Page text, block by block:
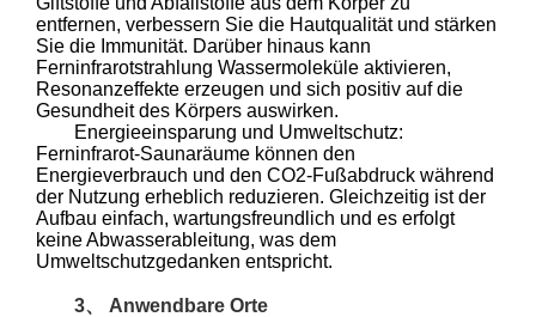
entfernen, verbessern Sie die Hautqualität und stärken
Sie die Immunität. Darüber hinaus kann
Ferninfrarotstrahlung Wassermoleküle aktivieren,
Resonanzeffekte erzeugen und sich positiv auf die
Gesundheit des Körpers auswirken.
Energieeinsparung und Umweltschutz:
Ferninfrarot-Saunaräume können den
Energieverbrauch und den CO2-Fußabdruck während
der Nutzung erheblich reduzieren. Gleichzeitig ist der
Aufbau einfach, wartungsfreundlich und es erfolgt
keine Abwasserableitung, was dem
Umweltschutzgedanken entspricht.
3、 Anwendbare Orte